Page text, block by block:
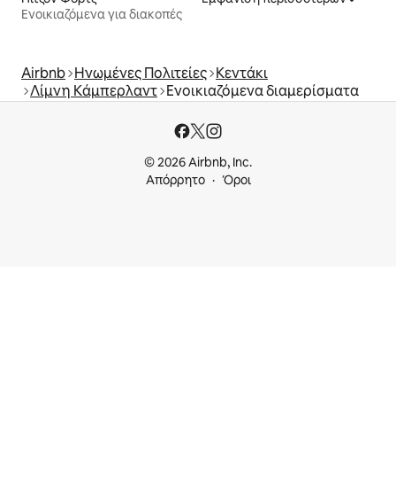
Ενοικιαζόμενα για διακοπές
Airbnb Ηνωμένες Πολιτείες Κεντάκι
Λίμνη Κάμπερλαντ Ενοικιαζόμενα διαμερίσματα
© 2026 Airbnb, Inc.
Απόρρητο
Όροι